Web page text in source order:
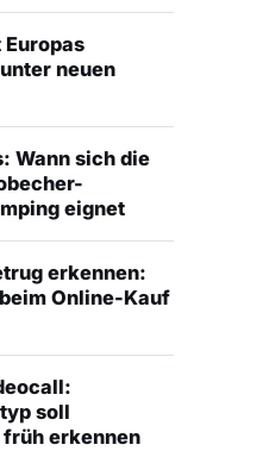
neuen
Wann sich die
eignet
erkennen:
Online-Kauf
soll
erkennen